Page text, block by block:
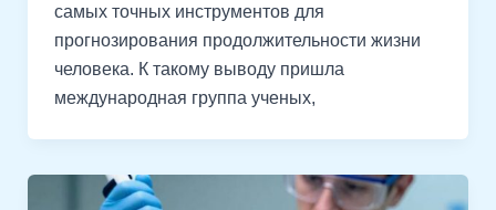
самых точных инструментов для
прогнозирования продолжительности жизни
человека. К такому выводу пришла
международная группа ученых,